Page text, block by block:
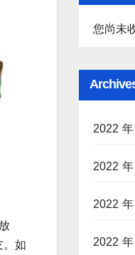
。如
您尚未
2022 年
2022 年
2022 年
2022 年